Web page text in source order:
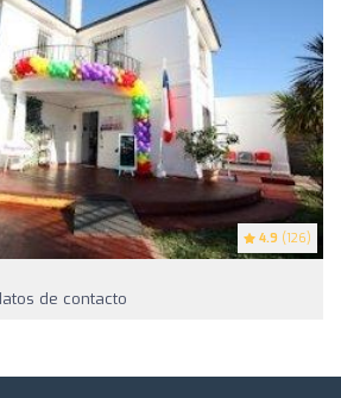
4.9 (126)
de contacto